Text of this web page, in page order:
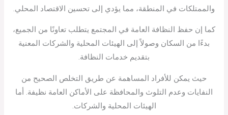
والممتلكات في المنطقة، مما يؤدي إلى تحسين الاقتصاد المحلي.
كما إن حفظ النظافة العامة في المجتمع يتطلب تعاونًا من الجميع،
بدءًا من السكان وصولاً إلى الهيئات المحلية والشركات المعنية
بتقديم خدمات النظافة.
حيث يمكن للأفراد المساهمة عن طريق التخلص الصحيح من
النفايات وعدم التلوث والمحافظة على الأماكن العامة نظيفة. أما
الهيئات المحلية والشركات.